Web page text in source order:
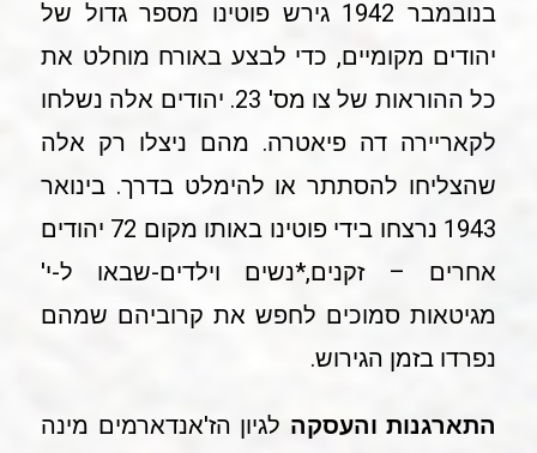
בנובמבר 1942 גירש פוטינו מספר גדול של
יהודים מקומיים, כדי לבצע באורח מוחלט את
כל ההוראות של צו מס' 23. יהודים אלה נשלחו
לקאריירה דה פיאטרה. מהם ניצלו רק אלה
שהצליחו להסתתר או להימלט בדרך. בינואר
1943 נרצחו בידי פוטינו באותו מקום 72 יהודים
אחרים – זקנים,*נשים וילדים-שבאו ל-י'
מגיטאות סמוכים לחפש את קרוביהם שמהם
נפרדו בזמן הגירוש.
התארגנות והעסקה לגיון הז'אנדארמים מינה